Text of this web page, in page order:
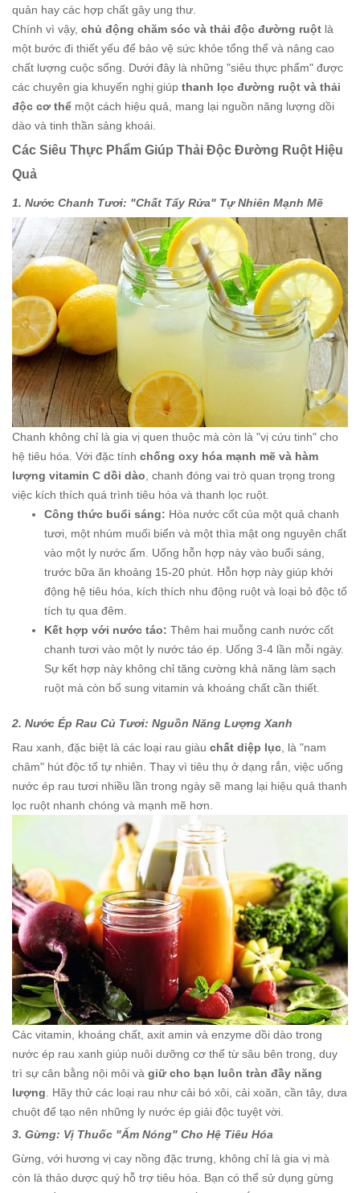
quản hay các hợp chất gây ung thư.
Chính vì vậy, chủ động chăm sóc và thải độc đường ruột là
một bước đi thiết yếu để bảo vệ sức khỏe tổng thể và nâng cao
chất lượng cuộc sống. Dưới đây là những "siêu thực phẩm" được
các chuyên gia khuyến nghị giúp thanh lọc đường ruột và thải
độc cơ thể một cách hiệu quả, mang lại nguồn năng lượng dồi
dào và tinh thần sảng khoái.
Các Siêu Thực Phẩm Giúp Thải Độc Đường Ruột Hiệu
Quả
1. Nước Chanh Tươi: "Chất Tẩy Rửa" Tự Nhiên Mạnh Mẽ
Chanh không chỉ là gia vị quen thuộc mà còn là "vị cứu tinh" cho
hệ tiêu hóa. Với đặc tính chống oxy hóa mạnh mẽ và hàm
lượng vitamin C dồi dào , chanh đóng vai trò quan trọng trong
việc kích thích quá trình tiêu hóa và thanh lọc ruột.
Công thức buổi sáng: Hòa nước cốt của một quả chanh
tươi, một nhúm muối biển và một thìa mật ong nguyên chất
vào một ly nước ấm. Uống hỗn hợp này vào buổi sáng,
trước bữa ăn khoảng 15-20 phút. Hỗn hợp này giúp khởi
động hệ tiêu hóa, kích thích nhu động ruột và loại bỏ độc tố
tích tụ qua đêm.
Kết hợp với nước táo: Thêm hai muỗng canh nước cốt
chanh tươi vào một ly nước táo ép. Uống 3-4 lần mỗi ngày.
Sự kết hợp này không chỉ tăng cường khả năng làm sạch
ruột mà còn bổ sung vitamin và khoáng chất cần thiết.
2. Nước Ép Rau Củ Tươi: Nguồn Năng Lượng Xanh
Rau xanh, đặc biệt là các loại rau giàu chất diệp lục , là "nam
châm" hút độc tố tự nhiên. Thay vì tiêu thụ ở dạng rắn, việc uống
nước ép rau tươi nhiều lần trong ngày sẽ mang lại hiệu quả thanh
lọc ruột nhanh chóng và mạnh mẽ hơn.
Các vitamin, khoáng chất, axit amin và enzyme dồi dào trong
nước ép rau xanh giúp nuôi dưỡng cơ thể từ sâu bên trong, duy
trì sự cân bằng nội môi và giữ cho bạn luôn tràn đầy năng
lượng . Hãy thử các loại rau như cải bó xôi, cải xoăn, cần tây, dưa
chuột để tạo nên những ly nước ép giải độc tuyệt vời.
3. Gừng: Vị Thuốc "Ấm Nóng" Cho Hệ Tiêu Hóa
Gừng, với hương vị cay nồng đặc trưng, không chỉ là gia vị mà
còn là thảo dược quý hỗ trợ tiêu hóa. Bạn có thể sử dụng gừng